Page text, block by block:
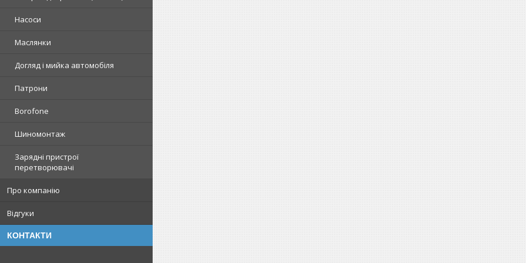
Насоси
Маслянки
Догляд і мийка автомобіля
Патрони
Borofone
Шиномонтаж
Зарядні пристрої
перетворювачі
Про компанію
Відгуки
КОНТАКТИ